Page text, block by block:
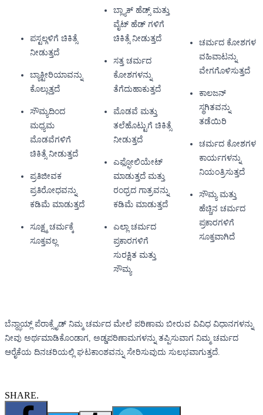
ಪಸ್ಟಲ್ಗಳಿಗೆ ಚಿಕಿತ್ಸೆ
ನೀಡುತ್ತದೆ
ಬ್ಯಾಕ್ಟೀರಿಯಾವನ್ನು
ಕೊಲ್ಲುತ್ತದೆ
ಸೌಮ್ಯದಿಂದ
ಮಧ್ಯಮ
ಮೊಡವೆಗಳಿಗೆ
ಚಿಕಿತ್ಸೆ ನೀಡುತ್ತದೆ
ಪ್ರತಿಜೀವಕ
ಪ್ರತಿರೋಧವನ್ನು
ಕಡಿಮೆ ಮಾಡುತ್ತದೆ
ಸೂಕ್ಷ್ಮ ಚರ್ಮಕ್ಕೆ
ಸೂಕ್ತವಲ್ಲ
ಬ್ಲ್ಯಾಕ್ ಹೆಡ್ಸ್ ಮತ್ತು
ವೈಟ್ ಹೆಡ್ ಗಳಿಗೆ
ಚಿಕಿತ್ಸೆ ನೀಡುತ್ತದೆ
ಸತ್ತ ಚರ್ಮದ
ಕೋಶಗಳನ್ನು
ತೆಗೆದುಹಾಕುತ್ತದೆ
ಮೊಡವೆ ಮತ್ತು
ತಲೆಹೊಟ್ಟುಗೆ ಚಿಕಿತ್ಸೆ
ನೀಡುತ್ತದೆ
ಎಫ್ಫೋಲಿಯೇಟ್
ಮಾಡುತ್ತದೆ ಮತ್ತು
ರಂಧ್ರದ ಗಾತ್ರವನ್ನು
ಕಡಿಮೆ ಮಾಡುತ್ತದೆ
ಎಲ್ಲಾ ಚರ್ಮದ
ಪ್ರಕಾರಗಳಿಗೆ
ಸುರಕ್ಷಿತ ಮತ್ತು
ಸೌಮ್ಯ
ಚರ್ಮದ ಕೋಶಗಳ
ವಹಿವಾಟನ್ನು
ವೇಗಗೊಳಿಸುತ್ತದೆ
ಕಾಲಜನ್
ಸ್ಥಗಿತವನ್ನು
ತಡೆಯಿರಿ
ಚರ್ಮದ ಕೋಶಗಳ
ಕಾರ್ಯಗಳನ್ನು
ನಿಯಂತ್ರಿಸುತ್ತದೆ
ಸೌಮ್ಯ ಮತ್ತು
ಹೆಚ್ಚಿನ ಚರ್ಮದ
ಪ್ರಕಾರಗಳಿಗೆ
ಸೂಕ್ತವಾಗಿದೆ
ಬೆನ್ಝಾಯ್ಲ್ ಪೆರಾಕ್ಸೈಡ್ ನಿಮ್ಮ ಚರ್ಮದ ಮೇಲೆ ಪರಿಣಾಮ ಬೀರುವ ವಿವಿಧ ವಿಧಾನಗಳನ್ನು
ನೀವು ಅರ್ಥಮಾಡಿಕೊಂಡಾಗ, ಅಡ್ಡಪರಿಣಾಮಗಳನ್ನು ತಪ್ಪಿಸುವಾಗ ನಿಮ್ಮ ಚರ್ಮದ
ಆರೈಕೆಯ ದಿನಚರಿಯಲ್ಲಿ ಘಟಕಾಂಶವನ್ನು ಸೇರಿಸುವುದು ಸುಲಭವಾಗುತ್ತದೆ.
SHARE.